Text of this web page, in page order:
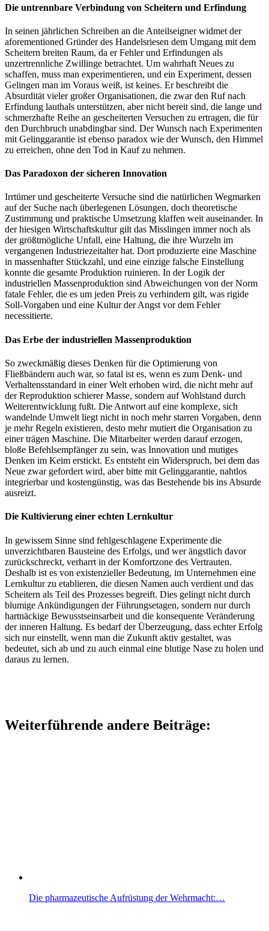
Die untrennbare Verbindung von Scheitern und Erfindung
In seinen jährlichen Schreiben an die Anteilseigner widmet der
aforementioned Gründer des Handelsriesen dem Umgang mit dem
Scheitern breiten Raum, da er Fehler und Erfindungen als
unzertrennliche Zwillinge betrachtet. Um wahrhaft Neues zu
schaffen, muss man experimentieren, und ein Experiment, dessen
Gelingen man im Voraus weiß, ist keines. Er beschreibt die
Absurdität vieler großer Organisationen, die zwar den Ruf nach
Erfindung lauthals unterstützen, aber nicht bereit sind, die lange und
schmerzhafte Reihe an gescheiterten Versuchen zu ertragen, die für
den Durchbruch unabdingbar sind. Der Wunsch nach Experimenten
mit Gelinggarantie ist ebenso paradox wie der Wunsch, den Himmel
zu erreichen, ohne den Tod in Kauf zu nehmen.
Das Paradoxon der sicheren Innovation
Irrtümer und gescheiterte Versuche sind die natürlichen Wegmarken
auf der Suche nach überlegenen Lösungen, doch theoretische
Zustimmung und praktische Umsetzung klaffen weit auseinander. In
der hiesigen Wirtschaftskultur gilt das Misslingen immer noch als
der größtmögliche Unfall, eine Haltung, die ihre Wurzeln im
vergangenen Industriezeitalter hat. Dort produzierte eine Maschine
in massenhafter Stückzahl, und eine einzige falsche Einstellung
konnte die gesamte Produktion ruinieren. In der Logik der
industriellen Massenproduktion sind Abweichungen von der Norm
fatale Fehler, die es um jeden Preis zu verhindern gilt, was rigide
Soll-Vorgaben und eine Kultur der Angst vor dem Fehler
necessitierte.
Das Erbe der industriellen Massenproduktion
So zweckmäßig dieses Denken für die Optimierung von
Fließbändern auch war, so fatal ist es, wenn es zum Denk- und
Verhaltensstandard in einer Welt erhoben wird, die nicht mehr auf
der Reproduktion schierer Masse, sondern auf Wohlstand durch
Weiterentwicklung fußt. Die Antwort auf eine komplexe, sich
wandelnde Umwelt liegt nicht in noch mehr starren Vorgaben, denn
je mehr Regeln existieren, desto mehr mutiert die Organisation zu
einer trägen Maschine. Die Mitarbeiter werden darauf erzogen,
bloße Befehlsempfänger zu sein, was Innovation und mutiges
Denken im Keim erstickt. Es entsteht ein Widerspruch, bei dem das
Neue zwar gefordert wird, aber bitte mit Gelinggarantie, nahtlos
integrierbar und kostengünstig, was das Bestehende bis ins Absurde
ausreizt.
Die Kultivierung einer echten Lernkultur
In gewissem Sinne sind fehlgeschlagene Experimente die
unverzichtbaren Bausteine des Erfolgs, und wer ängstlich davor
zurückschreckt, verharrt in der Komfortzone des Vertrauten.
Deshalb ist es von existenzieller Bedeutung, im Unternehmen eine
Lernkultur zu etablieren, die diesen Namen auch verdient und das
Scheitern als Teil des Prozesses begreift. Dies gelingt nicht durch
blumige Ankündigungen der Führungsetagen, sondern nur durch
hartnäckige Bewusstseinsarbeit und die konsequente Veränderung
der inneren Haltung. Es bedarf der Überzeugung, dass echter Erfolg
sich nur einstellt, wenn man die Zukunft aktiv gestaltet, was
bedeutet, sich ab und zu auch einmal eine blutige Nase zu holen und
daraus zu lernen.
Weiterführende andere Beiträge:
Die pharmazeutische Aufrüstung der Wehrmacht:…